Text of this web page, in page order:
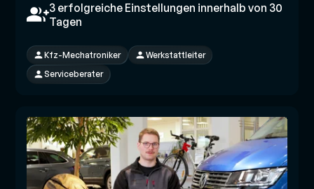
3 erfolgreiche Einstellungen innerhalb von 30
Tagen
Kfz-Mechatroniker
Werkstattleiter
Serviceberater